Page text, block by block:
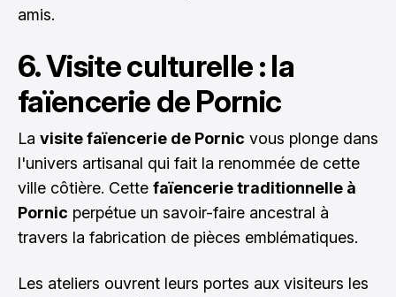
amis.
6. Visite culturelle : la
faïencerie de Pornic
La visite faïencerie de Pornic vous plonge dans
l'univers artisanal qui fait la renommée de cette
ville côtière. Cette faïencerie traditionnelle à
Pornic perpétue un savoir-faire ancestral à
travers la fabrication de pièces emblématiques.
Les ateliers ouvrent leurs portes aux visiteurs les